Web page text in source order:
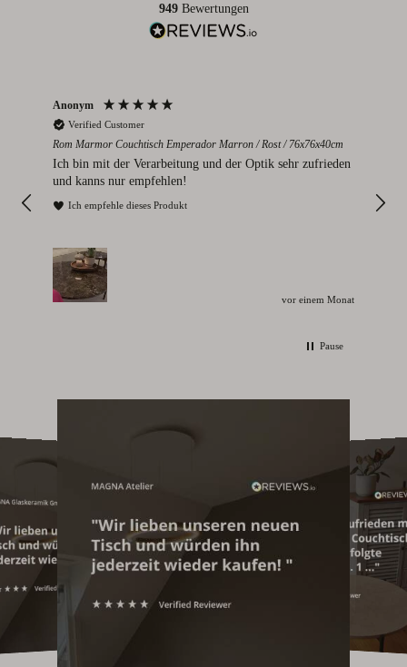
949 Bewertungen
Anonym
Verified Customer
Rom Marmor Couchtisch Emperador Marron / Rost / 76x76x40cm
Ich bin mit der Verarbeitung und der Optik sehr zufrieden
und kanns nur empfehlen!
Ich empfehle dieses Produkt
vor einem Monat
Pause